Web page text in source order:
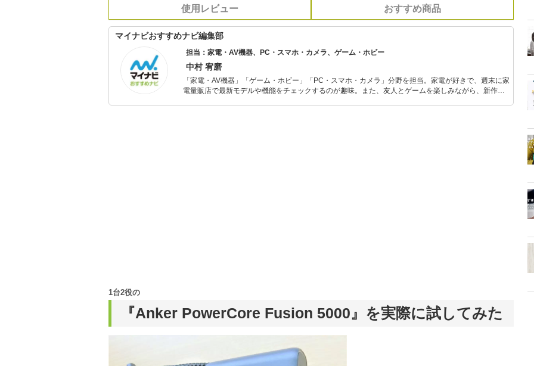
使用レビュー おすすめ商品
マイナビおすすめナビ編集部
担当：家電・AV機器、PC・スマホ・カメラ、ゲーム・ホビー
中村 宥磨
「家電・AV機器」「ゲーム・ホビー」「PC・スマホ・カメラ」分野を担当。家電が好きで、週末に家
電量販店で最新モデルや機能をチェックするのが趣味。また、友人とゲームを楽しみながら、新作タ
『Anker PowerCore Fusion 5000』を実際に試してみた
1台2役の